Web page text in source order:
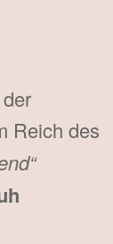
Reich des